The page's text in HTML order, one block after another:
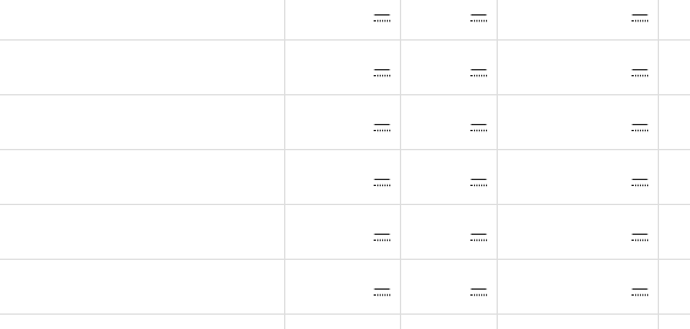
— — —
— — —
— — —
— — —
— — —
— — —